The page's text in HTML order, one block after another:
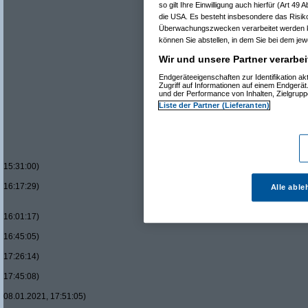
Re(22): Was ist
Re(23): Was
Re(25):
15:31:00)
16:17:29)
16:01:17)
16:45:05)
17:26:14)
17:45:08)
08.01.2021, 17:51:05)
so gilt Ihre Einwilligung auch hierfür (Art 49
die USA. Es besteht insbesondere das
Überwachungszwecken verarbeitet werden
können Sie abstellen, in dem Sie bei dem
Wir und unsere Partner
Endgeräteeigenschaften zur Identifikation
Zugriff auf Informationen auf einem
und der Performance von Inhalten,
Liste der Partner (Lieferanten)
Alle